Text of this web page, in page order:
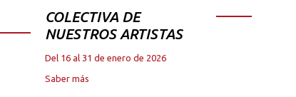
COLECTIVA DE
NUESTROS ARTISTAS
Del 16 al 31 de enero de 2026
Saber más